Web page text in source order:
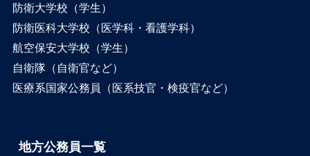
防衛大学校（学生）
防衛医科大学校（医学科・看護学科）
航空保安大学校（学生）
自衛隊（自衛官など）
医療系国家公務員（医系技官・検疫官など）
地方公務員一覧